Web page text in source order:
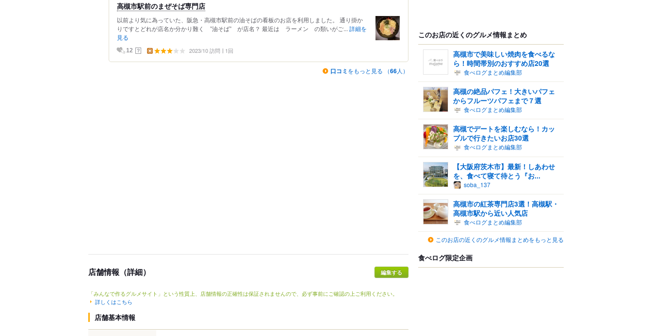
高槻市駅前のまぜそば専門店
以前より気に為っていた、阪急・高槻市駅前の油そばの看板のお店を利用しました。 通り掛か
りですとどれが店名か分かり難く ”油そば” が店名？ 最近は ラーメン の類いがご... 詳細を
見る
12 ？ 2023/10 訪問 1回
口コミ をもっと見る （66人）
店舗情報（詳細）
「みんなで作るグルメサイト」という性質上、店舗情報の正確性は保証されませんので、必ず事前にご確認の上ご利用ください。
詳しくはこちら
店舗基本情報
このお店の近くのグルメ情報まとめ
高槻市で美味しい焼肉を食べるな
ら！時間帯別のおすすめ店20選
食べログまとめ編集部
高槻の絶品パフェ！大きいパフェ
からフルーツパフェまで７選
食べログまとめ編集部
高槻でデートを楽しむなら！カッ
プルで行きたいお店30選
食べログまとめ編集部
【大阪府茨木市】最新！しあわせ
を、食べて寝て待とう『お...
soba_137
高槻市の紅茶専門店3選！高槻駅・
高槻市駅から近い人気店
食べログまとめ編集部
このお店の近くのグルメ情報まとめをもっと見る
食べログ限定企画